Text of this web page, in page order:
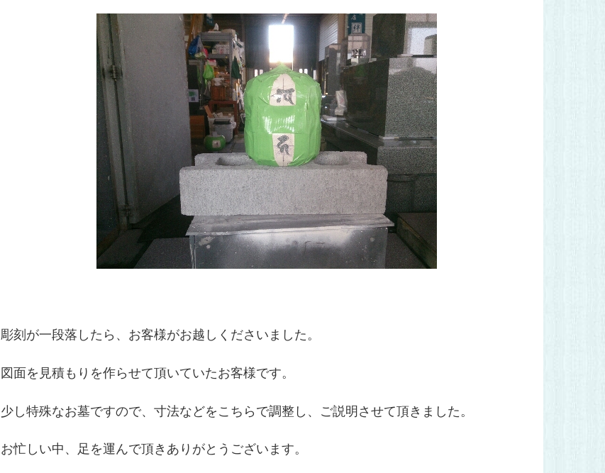
彫刻が一段落したら、お客様がお越しくださいました。
図面を見積もりを作らせて頂いていたお客様です。
少し特殊なお墓ですので、寸法などをこちらで調整し、ご説明させて頂きました。
お忙しい中、足を運んで頂きありがとうございます。